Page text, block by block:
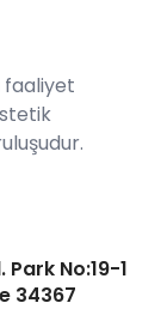
faaliyet
No:19-1
34367